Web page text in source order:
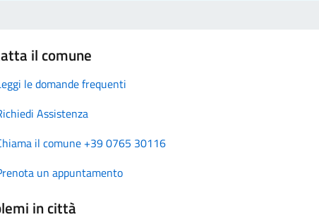
il comune
le domande frequenti
Assistenza
il comune +39 0765 30116
un appuntamento
in città